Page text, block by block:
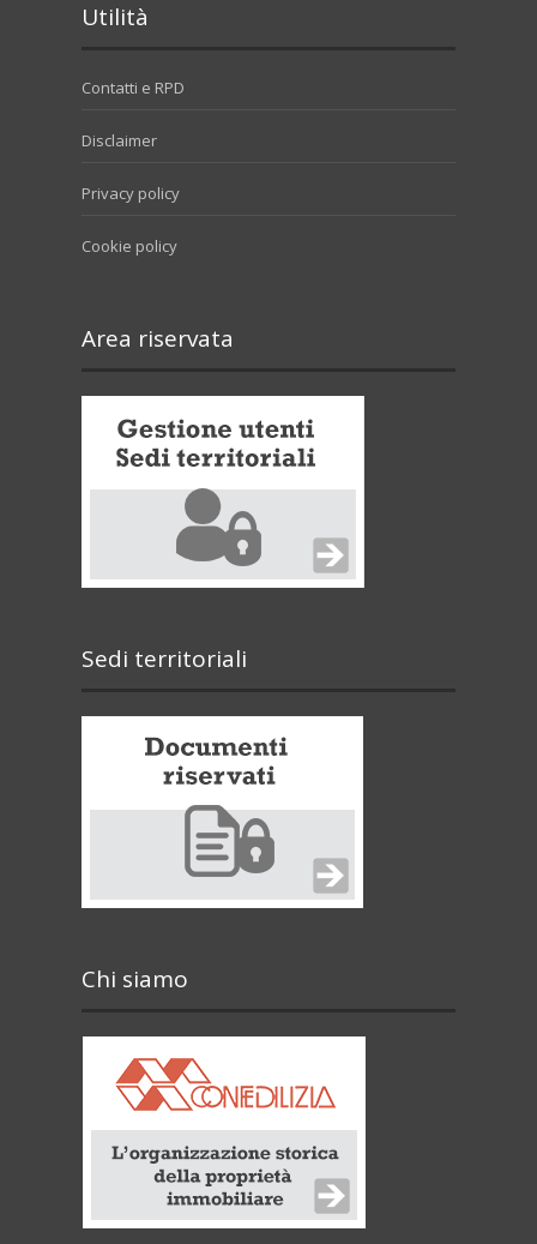
Utilità
Contatti e RPD
Disclaimer
Privacy policy
Cookie policy
Area riservata
Sedi territoriali
Chi siamo